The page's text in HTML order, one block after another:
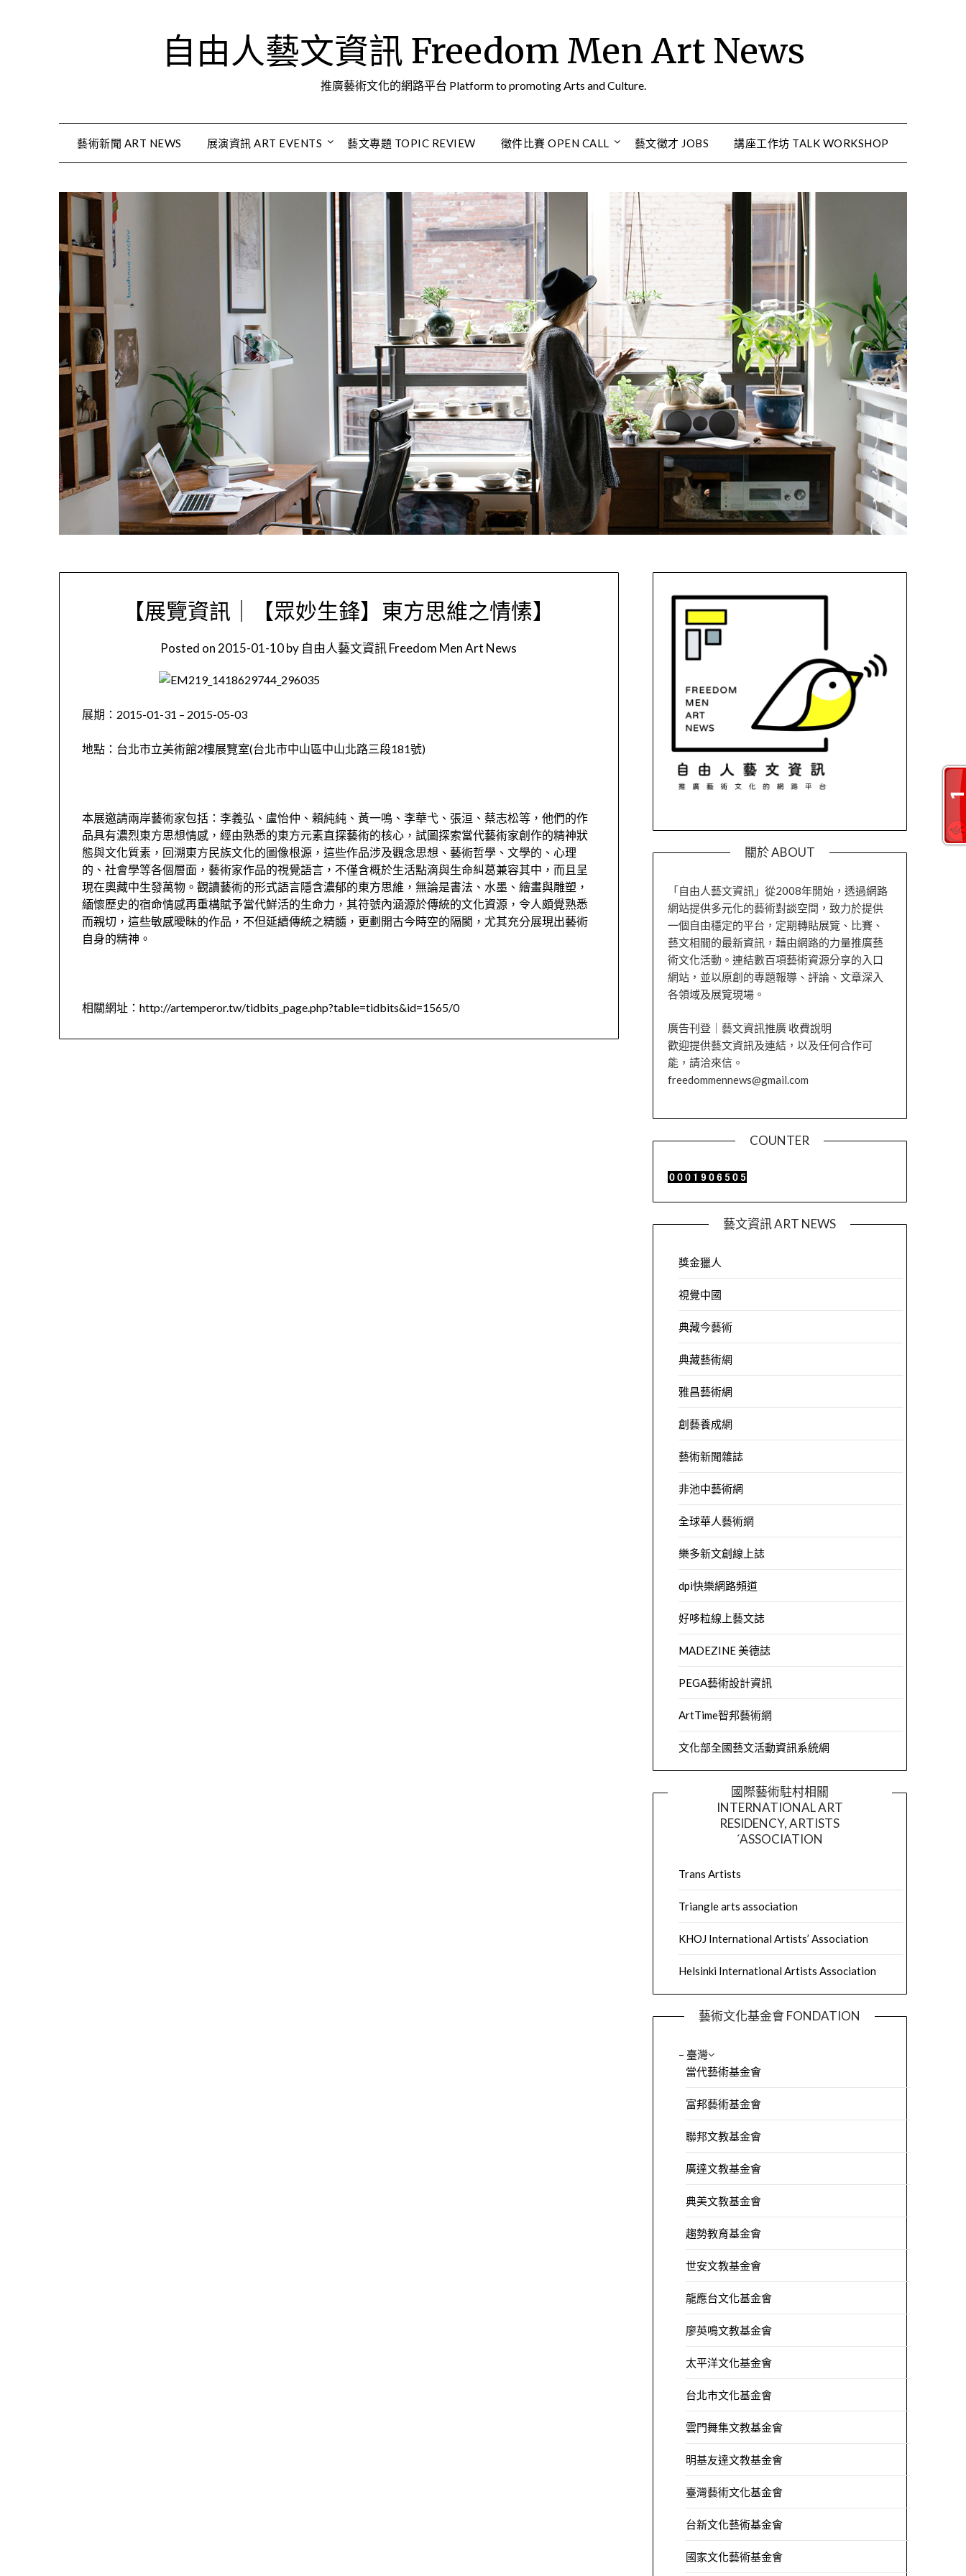
自由人藝文資訊 Freedom Men Art News
推廣藝術文化的網路平台 Platform to promoting Arts and Culture.
藝術新聞 ART NEWS 展演資訊 ART EVENTS 藝文專題 TOPIC REVIEW 徵件比賽 OPEN CALL 藝文徵才 JOBS 講座工作坊 TALK WORKSHOP
【展覽資訊｜【眾妙生鋒】東方思維之情愫】
Posted on2015-01-10by 自由人藝文資訊 Freedom Men Art News
展期：2015-01-31 – 2015-05-03
地點：台北市立美術館2樓展覽室(台北市中山區中山北路三段181號)
本展邀請兩岸藝術家包括：李義弘、盧怡仲、賴純純、黃一鳴、李華弋、張洹、蔡志松等，他們的作
品具有濃烈東方思想情感，經由熟悉的東方元素直探藝術的核心，試圖探索當代藝術家創作的精神狀
態與文化質素，回溯東方民族文化的圖像根源，這些作品涉及觀念思想、藝術哲學、文學的、心理
的、社會學等各個層面，藝術家作品的視覺語言，不僅含概於生活點滴與生命糾葛兼容其中，而且呈
現在奧藏中生發萬物。觀讀藝術的形式語言隱含濃郁的東方思維，無論是書法、水墨、繪畫與雕塑，
緬懷歷史的宿命情感再重構賦予當代鮮活的生命力，其符號內涵源於傳統的文化資源，令人頗覺熟悉
而親切，這些敏感曖昧的作品，不但延續傳統之精髓，更劃開古今時空的隔閡，尤其充分展現出藝術
自身的精神。
相關網址：http://artemperor.tw/tidbits_page.php?table=tidbits&id=1565/0
關於 ABOUT
「自由人藝文資訊」從2008年開始，透過網路
網站提供多元化的藝術對談空間，致力於提供
一個自由穩定的平台，定期轉貼展覽、比賽、
藝文相關的最新資訊，藉由網路的力量推廣藝
術文化活動。連結數百項藝術資源分享的入口
網站，並以原創的專題報導、評論、文章深入
各領域及展覽現場。
廣告刊登｜藝文資訊推廣 收費說明
歡迎提供藝文資訊及連結，以及任何合作可
能，請洽來信。
freedommennews@gmail.com
COUNTER
藝文資訊 ART NEWS
獎金獵人
視覺中國
典藏今藝術
典藏藝術網
雅昌藝術網
創藝養成網
藝術新聞雜誌
非池中藝術網
全球華人藝術網
樂多新文創線上誌
dpi快樂網路頻道
好哆粒線上藝文誌
MADEZINE 美德誌
PEGA藝術設計資訊
ArtTime智邦藝術網
文化部全國藝文活動資訊系統網
國際藝術駐村相關
INTERNATIONAL ART
RESIDENCY, ARTISTS
´ASSOCIATION
Trans Artists
Triangle arts association
KHOJ International Artists’ Association
Helsinki International Artists Association
藝術文化基金會 FONDATION
– 臺灣
當代藝術基金會
富邦藝術基金會
聯邦文教基金會
廣達文教基金會
典美文教基金會
趨勢教育基金會
世安文教基金會
龍應台文化基金會
廖英鳴文教基金會
太平洋文化基金會
台北市文化基金會
雲門舞集文教基金會
明基友達文教基金會
臺灣藝術文化基金會
台新文化藝術基金會
國家文化藝術基金會